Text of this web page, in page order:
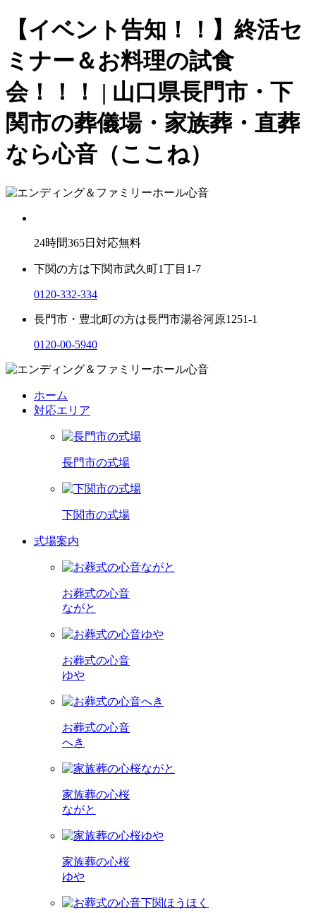
【イベント告知！！】終活セ
ミナー＆お料理の試食
会！！！ | 山口県長門市・下
関市の葬儀場・家族葬・直葬
なら心音（ここね）
24時間365日対応無料
下関の方は下関市武久町1丁目1-7
0120-332-334
長門市・豊北町の方は長門市湯谷河原1251-1
0120-00-5940
ホーム
対応エリア
長門市の式場
下関市の式場
式場案内
お葬式の心音
ながと
お葬式の心音
ゆや
お葬式の心音
へき
家族葬の心桜
ながと
家族葬の心桜
ゆや